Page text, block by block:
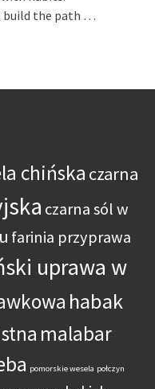
build the path …
chińska czarna
czarna sól w
farinia przyprawa
uprawa w
habak
malabar
pomorskie wesela połczyn